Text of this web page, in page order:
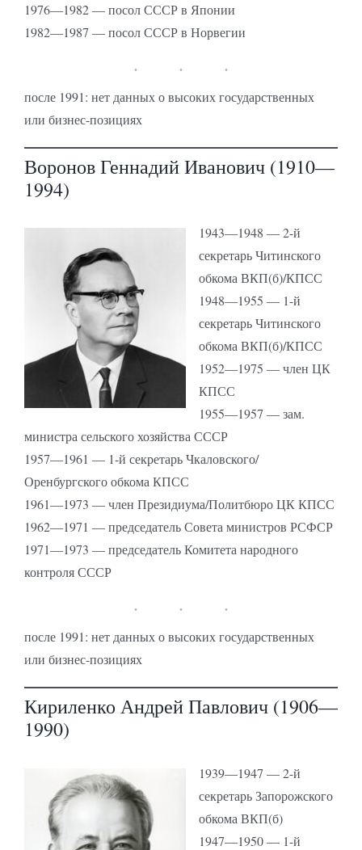
1976—1982 — посол СССР в Японии
1982—1987 — посол СССР в Норвегии
после 1991: нет данных о высоких государственных
или бизнес-позициях
Воронов Геннадий Иванович (1910—
1994)
1943—1948 — 2-й
секретарь Читинского
обкома ВКП(б)/КПСС
1948—1955 — 1-й
секретарь Читинского
обкома ВКП(б)/КПСС
1952—1975 — член ЦК
КПСС
1955—1957 — зам.
министра сельского хозяйства СССР
1957—1961 — 1-й секретарь Чкаловского/
Оренбургского обкома КПСС
1961—1973 — член Президиума/Политбюро ЦК КПСС
1962—1971 — председатель Совета министров РСФСР
1971—1973 — председатель Комитета народного
контроля СССР
после 1991: нет данных о высоких государственных
или бизнес-позициях
Кириленко Андрей Павлович (1906—
1990)
1939—1947 — 2-й
секретарь Запорожского
обкома ВКП(б)
1947—1950 — 1-й